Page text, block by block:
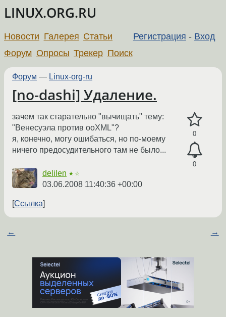
LINUX.ORG.RU
Регистрация - Вход
Новости Галерея Статьи
Форум Опросы Трекер Поиск
Форум — Linux-org-ru
[no-dashi] Удаление.
0
0
зачем так старательно "вычищать" тему:
"Венесуэла против ooXML"?
я, конечно, могу ошибаться, но по-моему
ничего предосудительного там не было...
delilen ★☆
03.06.2008 11:40:36 +00:00
Ссылка
← →